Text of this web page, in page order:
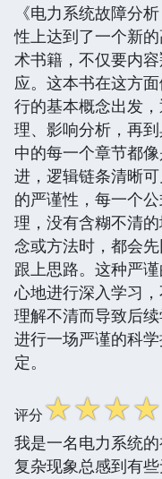
《电力系统故障分
性上达到了一个新
术书籍，不仅要内
应。这本书在这方
行的基本概念出发
理、影响分析，再
中的每一个章节都
进，逻辑链条清晰
的严谨性，每一个
理，没有含糊不清
念或方法时，都会
跟上思路。这种严
心地进行深入学习
理解不清而导致后
进行一场严谨的科
定。
评分☆☆☆☆
我是一名电力系统
复杂现象总感到有